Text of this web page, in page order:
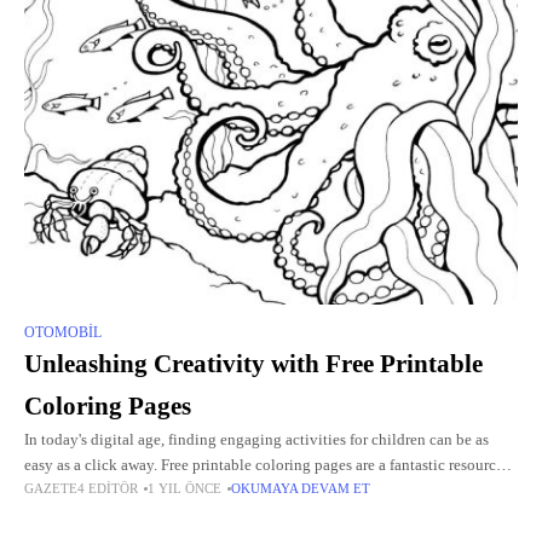
OTOMOBIL
Unleashing Creativity with Free Printable
Coloring Pages
In today's digital age, finding engaging activities for children can be as
easy as a click away. Free printable coloring pages are a fantastic resource
for parents seeking to encourage creativity while
GAZETE4 EDITÖR 1 YIL ÖNCE OKUMAYA DEVAM ET